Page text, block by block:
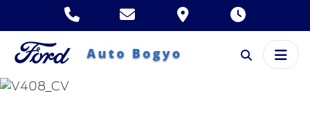
TRANSIT
CONNECT